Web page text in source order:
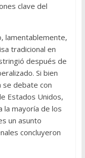
clave del
lamentablemente,
tradicional en
después de
Si bien
se debate con
Estados Unidos,
la mayoría de los
un asunto
concluyeron